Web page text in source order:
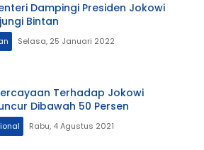
Dampingi Presiden Jokowi
Bintan
Selasa, 25 Januari 2022
Terhadap Jokowi
Dibawah 50 Persen
Rabu, 4 Agustus 2021